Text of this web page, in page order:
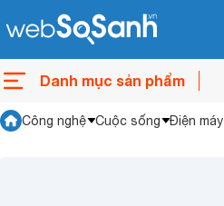
Danh mục sản phẩm
Công nghệ Cuộc sống Điện máy